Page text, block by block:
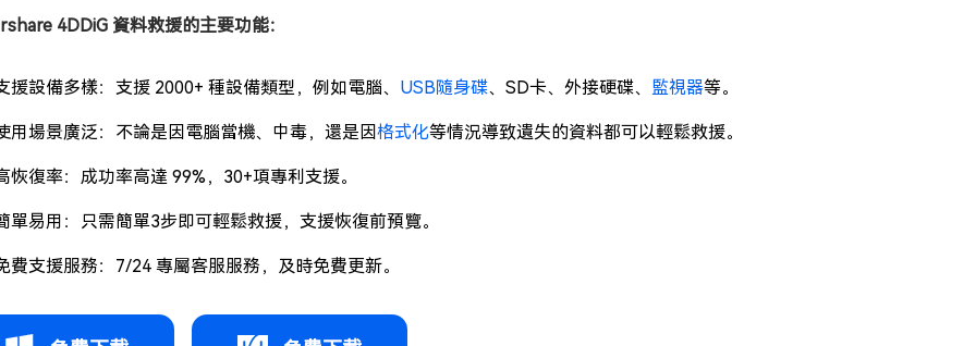
4DDiG 資料救援的主要功能：
援設備多樣：支援 2000+ 種設備類型，例如電腦、 USB隨身碟、SD卡、外接硬碟、 監視器等。
用場景廣泛：不論是因電腦當機、中毒，還是因格式化等情況導致遺失的資料都可以輕鬆救援。
恢復率：成功率高達 99%，30+項專利支援。
單易用：只需簡單3步即可輕鬆救援，支援恢復前預覽。
費支援服務：7/24 專屬客服服務，及時免費更新。